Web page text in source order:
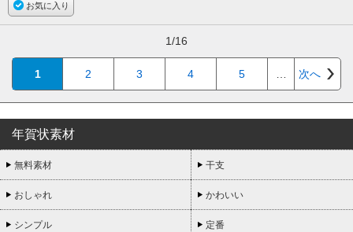
お気に入り
1/16
1 2 3 4 5 … 次へ
年賀状素材
無料素材 干支
おしゃれ かわいい
シンプル 定番